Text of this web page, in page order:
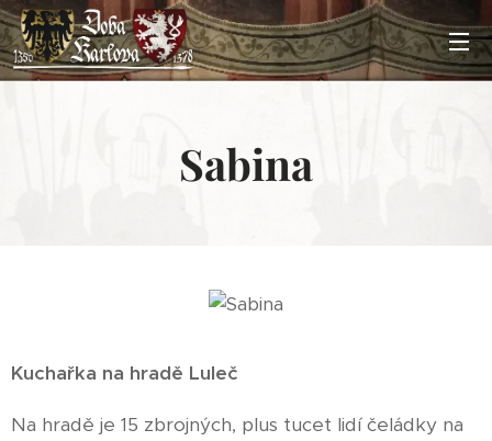
Sabina
Kuchařka na hradě Luleč
Na hradě je 15 zbrojných, plus tucet lidí čeládky na